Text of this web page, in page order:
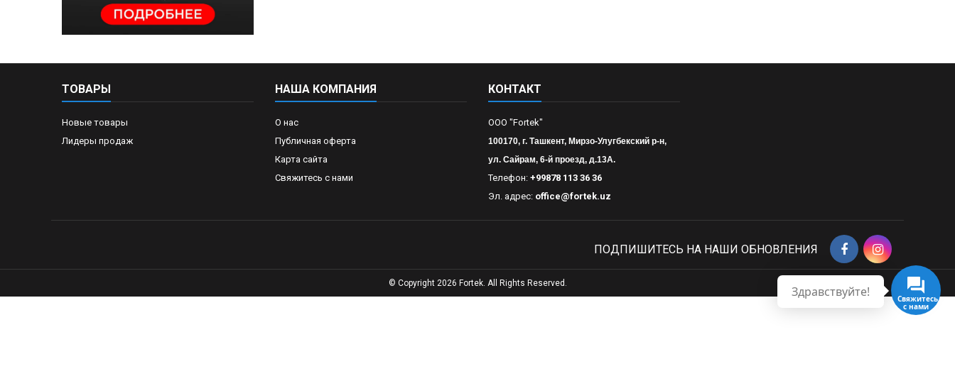
ТОВАРЫ
Новые товары
Лидеры продаж
НАША КОМПАНИЯ
О нас
Публичная оферта
Карта сайта
Свяжитесь с нами
КОНТАКТ
OOO "Fortek"
100170, г. Ташкент, Мирзо-Улугбекский р-н,
ул. Сайрам, 6-й проезд, д.13А.
Телефон: +99878 113 36 36
Эл. адрес: office@fortek.uz
Здравствуйте!
ПОДПИШИТЕСЬ НА НАШИ ОБНОВЛЕНИЯ
© Copyright 2026 Fortek. All Rights Reserved.